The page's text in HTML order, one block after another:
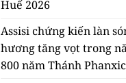
Huế 2026
Assisi chứng kiến làn
hương tăng vọt trong
800 năm Thánh